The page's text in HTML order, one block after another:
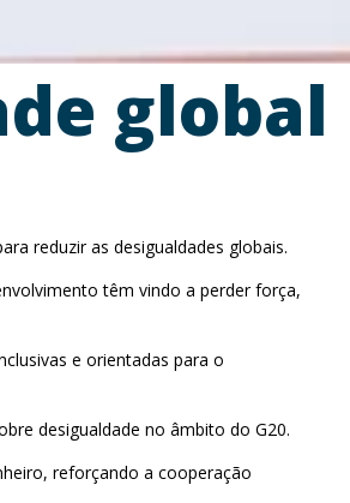
global
reduzir as desigualdades globais.
têm vindo a perder força,
e orientadas para o
desigualdade no âmbito do G20.
reforçando a cooperação